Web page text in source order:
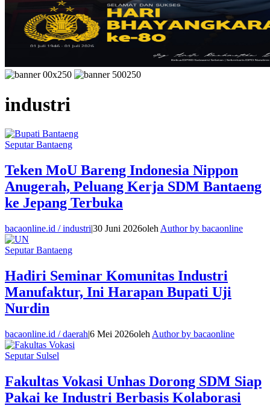
industri
Seputar Bantaeng
Teken MoU Bareng Indonesia Nippon
Anugerah, Peluang Kerja SDM Bantaeng
ke Jepang Terbuka
bacaonline.id / industri|30 Juni 2026oleh Author by bacaonline
Seputar Bantaeng
Hadiri Seminar Komunitas Industri
Manufaktur, Ini Harapan Bupati Uji
Nurdin
bacaonline.id / daerah|6 Mei 2026oleh Author by bacaonline
Seputar Sulsel
Fakultas Vokasi Unhas Dorong SDM Siap
Pakai ke Industri Berbasis Kolaborasi